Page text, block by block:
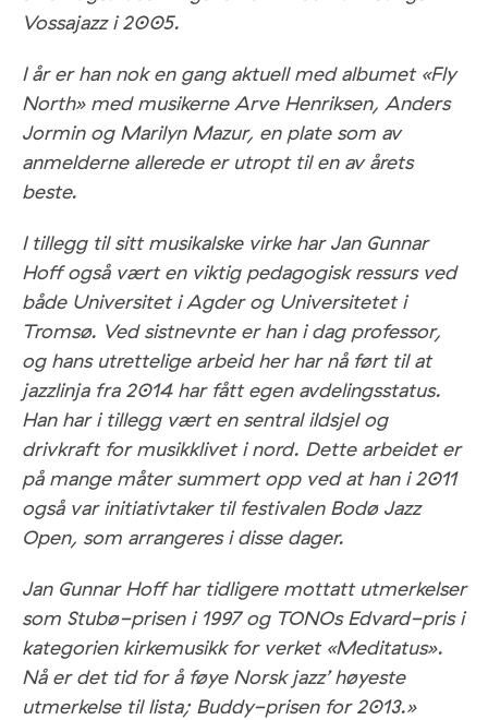
Vossajazz i 2005.
I år er han nok en gang aktuell med albumet «Fly
North» med musikerne Arve Henriksen, Anders
Jormin og Marilyn Mazur, en plate som av
anmelderne allerede er utropt til en av årets
beste.
I tillegg til sitt musikalske virke har Jan Gunnar
Hoff også vært en viktig pedagogisk ressurs ved
både Universitet i Agder og Universitetet i
Tromsø. Ved sistnevnte er han i dag professor,
og hans utrettelige arbeid her har nå ført til at
jazzlinja fra 2014 har fått egen avdelingsstatus.
Han har i tillegg vært en sentral ildsjel og
drivkraft for musikklivet i nord. Dette arbeidet er
på mange måter summert opp ved at han i 2011
også var initiativtaker til festivalen Bodø Jazz
Open, som arrangeres i disse dager.
Jan Gunnar Hoff har tidligere mottatt utmerkelser
som Stubø-prisen i 1997 og TONOs Edvard-pris i
kategorien kirkemusikk for verket «Meditatus».
Nå er det tid for å føye Norsk jazz’ høyeste
utmerkelse til lista; Buddy-prisen for 2013.»